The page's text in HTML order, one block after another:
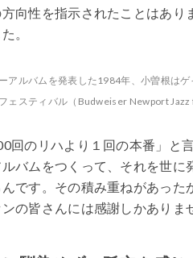
向性を指示されたことはあ
。
アルバムを発表した1984年、小曽根は
ェスティバル（Budweiser Newport
回のリハより１回の本番」と
バムをつくって、それを世
です。その積み重ねがあっ
の皆さんには感謝しかありま